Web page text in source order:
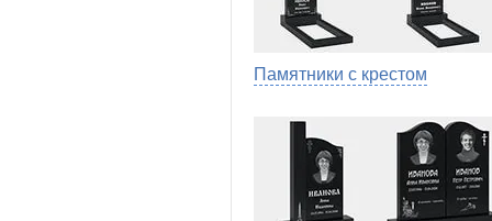
Памятники с крестом